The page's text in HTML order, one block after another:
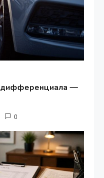
дифференциала —
0